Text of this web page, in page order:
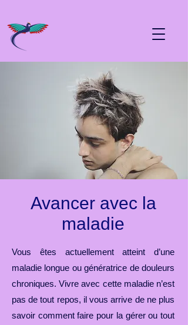
Avancer avec la
maladie
Vous êtes actuellement atteint d’une
maladie longue ou génératrice de douleurs
chroniques. Vivre avec cette maladie n’est
pas de tout repos, il vous arrive de ne plus
savoir comment faire pour la gérer ou tout